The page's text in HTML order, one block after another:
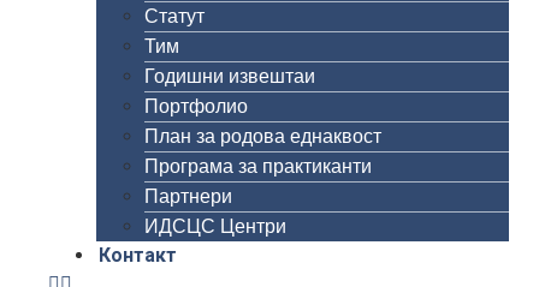
Статут
Тим
Годишни извештаи
Портфолио
План за родова еднаквост
Програма за практиканти
Партнери
ИДСЦС Центри
Контакт